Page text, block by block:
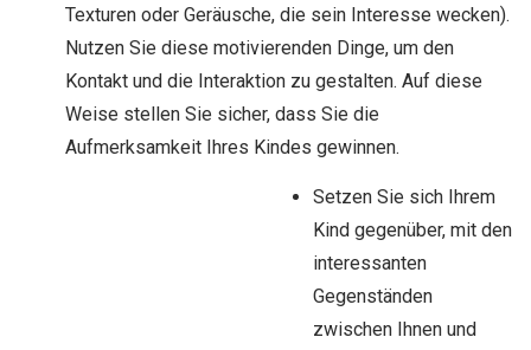
Texturen oder Geräusche, die sein Interesse wecken).
Nutzen Sie diese motivierenden Dinge, um den
Kontakt und die Interaktion zu gestalten. Auf diese
Weise stellen Sie sicher, dass Sie die
Aufmerksamkeit Ihres Kindes gewinnen.
Setzen Sie sich Ihrem
Kind gegenüber, mit den
interessanten
Gegenständen
zwischen Ihnen und